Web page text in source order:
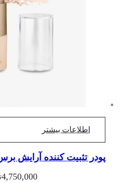
اطلاعات بیشتر
پودر تثبیت کننده آرایش برس
4,750,000